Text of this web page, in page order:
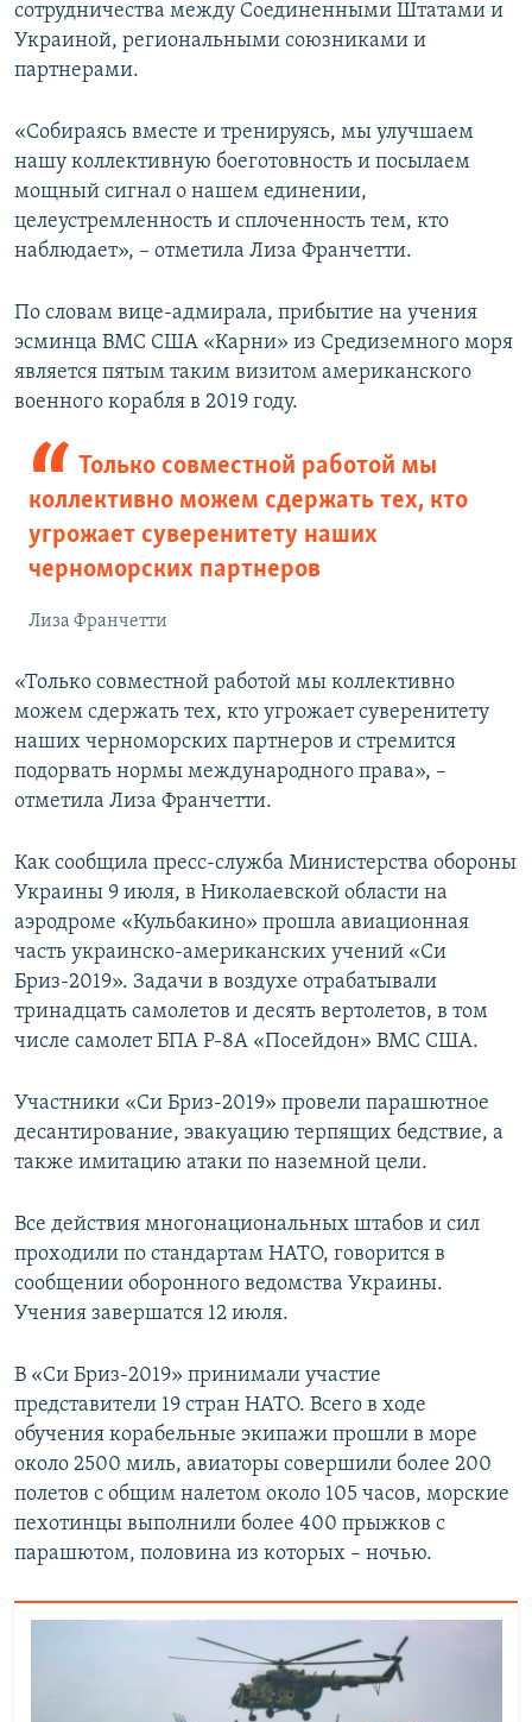
сотрудничества между Соединенными Штатами и
Украиной, региональными союзниками и
партнерами.
«Собираясь вместе и тренируясь, мы улучшаем
нашу коллективную боеготовность и посылаем
мощный сигнал о нашем единении,
целеустремленность и сплоченность тем, кто
наблюдает», – отметила Лиза Франчетти.
По словам вице-адмирала, прибытие на учения
эсминца ВМС США «Карни» из Средиземного моря
является пятым таким визитом американского
военного корабля в 2019 году.
Только совместной работой мы
коллективно можем сдержать тех, кто
угрожает суверенитету наших
черноморских партнеров
Лиза Франчетти
«Только совместной работой мы коллективно
можем сдержать тех, кто угрожает суверенитету
наших черноморских партнеров и стремится
подорвать нормы международного права», –
отметила Лиза Франчетти.
Как сообщила пресс-служба Министерства обороны
Украины 9 июля, в Николаевской области на
аэродроме «Кульбакино» прошла авиационная
часть украинско-американских учений «Си
Бриз-2019». Задачи в воздухе отрабатывали
тринадцать самолетов и десять вертолетов, в том
числе самолет БПА Р-8А «Посейдон» ВМС США.
Участники «Си Бриз-2019» провели парашютное
десантирование, эвакуацию терпящих бедствие, а
также имитацию атаки по наземной цели.
Все действия многонациональных штабов и сил
проходили по стандартам НАТО, говорится в
сообщении оборонного ведомства Украины.
Учения завершатся 12 июля.
В «Си Бриз-2019» принимали участие
представители 19 стран НАТО. Всего в ходе
обучения корабельные экипажи прошли в море
около 2500 миль, авиаторы совершили более 200
полетов с общим налетом около 105 часов, морские
пехотинцы выполнили более 400 прыжков с
парашютом, половина из которых – ночью.